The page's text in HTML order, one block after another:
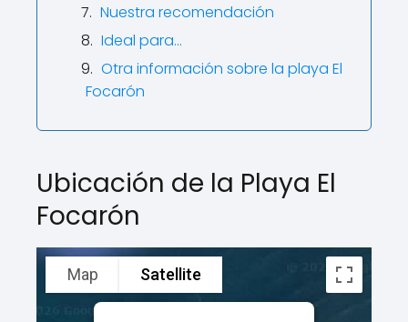
Nuestra recomendación
Ideal para...
Otra información sobre la playa El
Focarón
Ubicación de la Playa El
Focarón
Map Satellite